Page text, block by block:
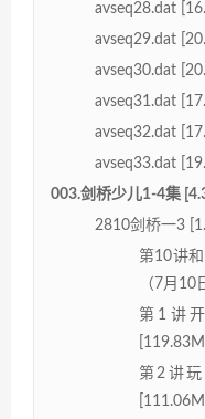
avseq28.dat
avseq29.dat
avseq30.dat
avseq31.dat
avseq32.dat
avseq33.dat
003.剑桥少儿1-4集
2810剑桥一3
第10讲
（7月10
第1讲
[119.83M]
第2讲
[111.06M]